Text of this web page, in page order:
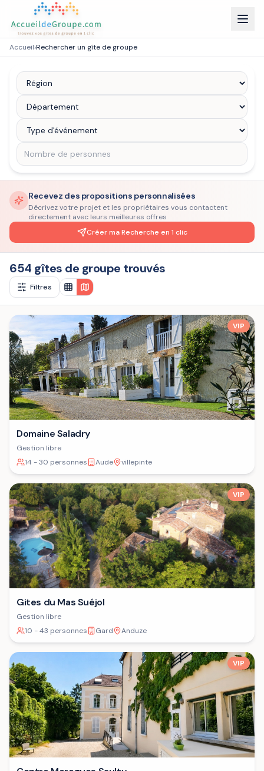
Accueil›Rechercher un gîte de groupe
Recevez des propositions personnalisées
Décrivez votre projet et les propriétaires vous contactent
directement avec leurs meilleures offres
Créer ma Recherche en 1 clic
654 gîtes de groupe trouvés
Filtres
VIP
Domaine Saladry
Gestion libre
14 - 30 personnes
Aude villepinte
VIP
Gites du Mas Suéjol
Gestion libre
10 - 43 personnes
Gard Anduze
VIP